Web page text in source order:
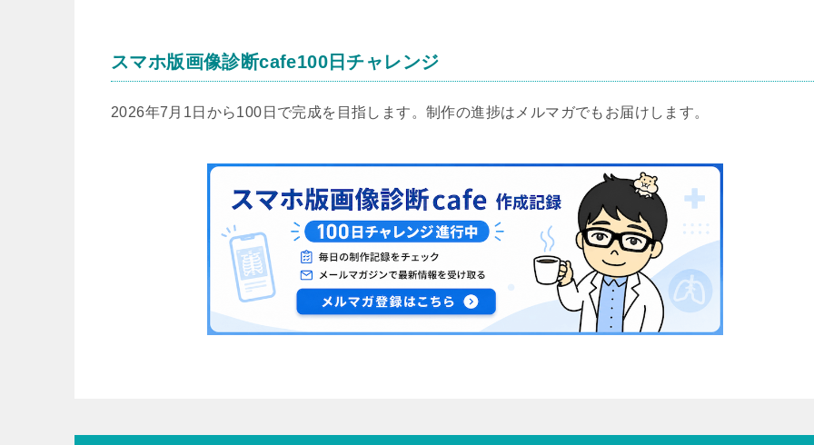
スマホ版画像診断cafe100日チャレンジ
2026年7月1日から100日で完成を目指します。制作の進捗はメルマガでもお届けします。